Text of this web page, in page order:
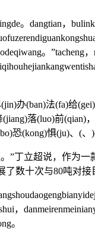
。dangtian，
。”tacheng
(ban)法(fa)给(gei)
落(luo)前
恐(kong)惧(ju)、(
立超说，作为一
数十次与80吨对
，
。